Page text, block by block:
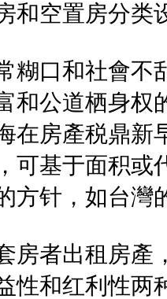
和空置房分类
糊口和社會
和公道栖身权
在房產税鼎新
可基于面积
方针，如台灣
房者出租房產
性和红利性两